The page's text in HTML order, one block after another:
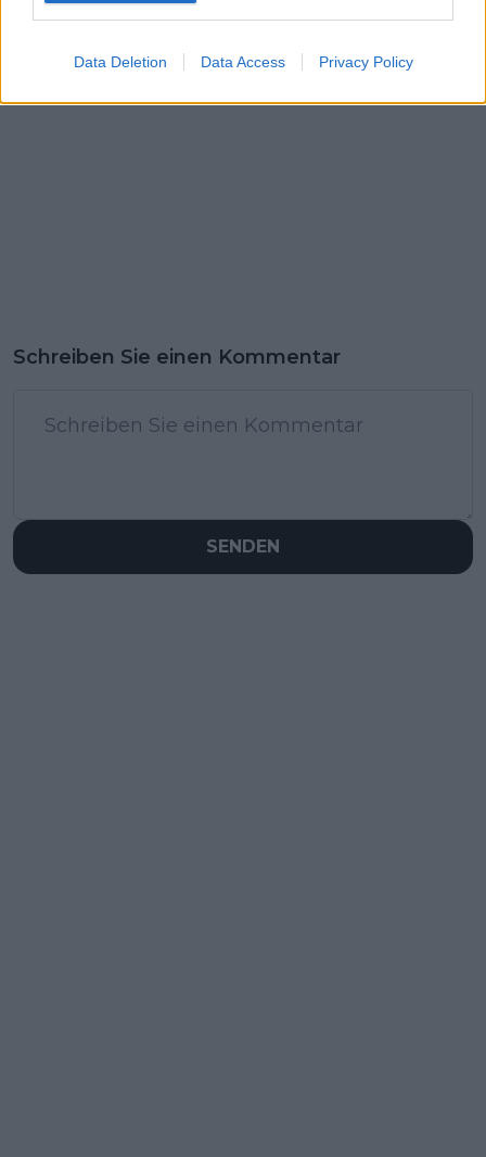
Data Deletion Data Access Privacy Policy
Schreiben Sie einen Kommentar
SENDEN